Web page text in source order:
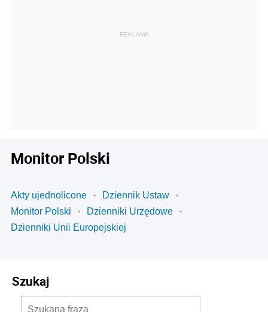
Monitor Polski
Akty ujednolicone
Dziennik Ustaw
Monitor Polski
Dzienniki Urzędowe
Dzienniki Unii Europejskiej
Szukaj